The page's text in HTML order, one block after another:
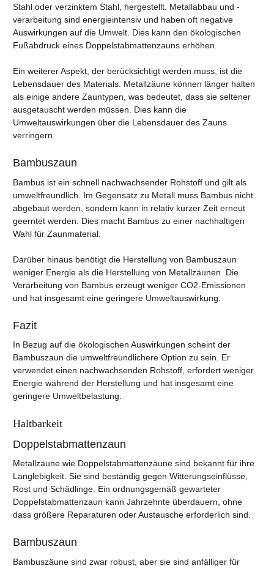
Stahl oder verzinktem Stahl, hergestellt. Metallabbau und -
verarbeitung sind energieintensiv und haben oft negative
Auswirkungen auf die Umwelt. Dies kann den ökologischen
Fußabdruck eines Doppelstabmattenzauns erhöhen.
Ein weiterer Aspekt, der berücksichtigt werden muss, ist die
Lebensdauer des Materials. Metallzäune können länger halten
als einige andere Zauntypen, was bedeutet, dass sie seltener
ausgetauscht werden müssen. Dies kann die
Umweltauswirkungen über die Lebensdauer des Zauns
verringern.
Bambuszaun
Bambus ist ein schnell nachwachsender Rohstoff und gilt als
umweltfreundlich. Im Gegensatz zu Metall muss Bambus nicht
abgebaut werden, sondern kann in relativ kurzer Zeit erneut
geerntet werden. Dies macht Bambus zu einer nachhaltigen
Wahl für Zaunmaterial.
Darüber hinaus benötigt die Herstellung von Bambuszaun
weniger Energie als die Herstellung von Metallzäunen. Die
Verarbeitung von Bambus erzeugt weniger CO2-Emissionen
und hat insgesamt eine geringere Umweltauswirkung.
Fazit
In Bezug auf die ökologischen Auswirkungen scheint der
Bambuszaun die umweltfreundlichere Option zu sein. Er
verwendet einen nachwachsenden Rohstoff, erfordert weniger
Energie während der Herstellung und hat insgesamt eine
geringere Umweltbelastung.
Haltbarkeit
Doppelstabmattenzaun
Metallzäune wie Doppelstabmattenzäune sind bekannt für ihre
Langlebigkeit. Sie sind beständig gegen Witterungseinflüsse,
Rost und Schädlinge. Ein ordnungsgemäß gewarteter
Doppelstabmattenzaun kann Jahrzehnte überdauern, ohne
dass größere Reparaturen oder Austausche erforderlich sind.
Bambuszaun
Bambuszäune sind zwar robust, aber sie sind anfälliger für